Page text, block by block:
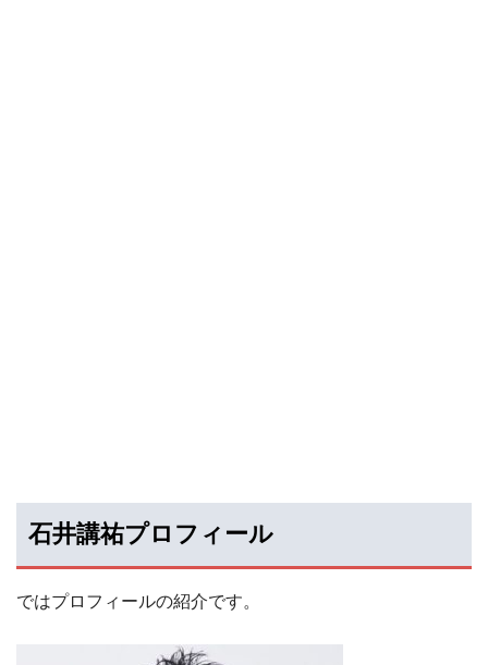
石井講祐プロフィール
ではプロフィールの紹介です。